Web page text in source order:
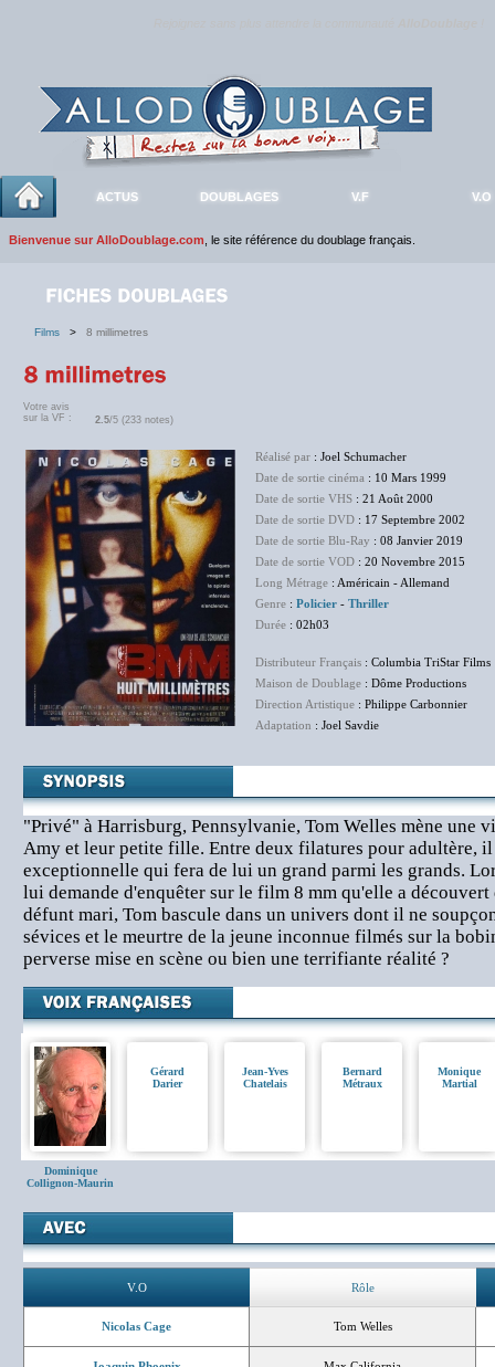
ACTUS DOUBLAGES V.F V.O
Bienvenue sur AlloDoublage.com , le site référence du doublage français.
Films > 8 millimetres
Votre avis
sur la VF :
2.5/5 (233 notes)
Réalisé par : Joel Schumacher
Date de sortie cinéma : 10 Mars 1999
Date de sortie VHS : 21 Août 2000
Date de sortie DVD : 17 Septembre 2002
Date de sortie Blu-Ray : 08 Janvier 2019
Date de sortie VOD : 20 Novembre 2015
Long Métrage : Américain - Allemand
Genre : Policier - Thriller
Durée : 02h03
Distributeur Français : Columbia TriStar Films
Maison de Doublage : Dôme Productions
Direction Artistique : Philippe Carbonnier
Adaptation : Joel Savdie
"Privé" à Harrisburg, Pennsylvanie, Tom Welles mène une
Amy et leur petite fille. Entre deux filatures pour adultère,
exceptionnelle qui fera de lui un grand parmi les grands.
lui demande d'enquêter sur le film 8 mm qu'elle a
défunt mari, Tom bascule dans un univers dont il ne
sévices et le meurtre de la jeune inconnue filmés sur la
perverse mise en scène ou bien une terrifiante réalité ?
Dominique
Collignon-Maurin
Gérard
Darier
Jean-Yves
Chatelais
Bernard
Métraux
Monique
Martial
V.O Rôle
Nicolas Cage Tom Welles